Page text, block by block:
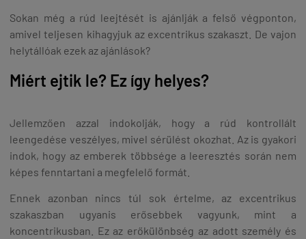
Sokan még a rúd leejtését is ajánlják a felső végponton,
amivel teljesen kihagyjuk az excentrikus szakaszt. De vajon
helytállóak ezek az ajánlások?
Miért ejtik le? Ez így helyes?
Jellemzően azzal indokolják, hogy a rúd kontrollált
leengedése veszélyes, mivel sérülést okozhat. Az is gyakori
indok, hogy az emberek többsége a leeresztés során nem
képes fenntartani a megfelelő formát.
Ennek azonban nincs túl sok értelme, az excentrikus
szakaszban ugyanis erősebbek vagyunk, mint a
koncentrikusban. Ez az erőkülönbség az adott személy és